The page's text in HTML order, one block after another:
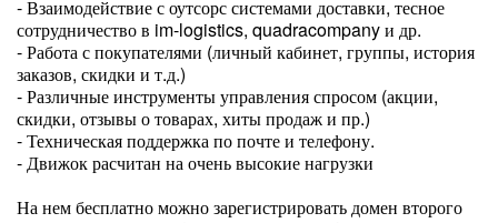
- Взаимодействие с оутсорс системами доставки, тесное
сотрудничество в im-logistics, quadracompany и др.
- Работа с покупателями (личный кабинет, группы, история
заказов, скидки и т.д.)
- Различные инструменты управления спросом (акции,
скидки, отзывы о товарах, хиты продаж и пр.)
- Техническая поддержка по почте и телефону.
- Движок расчитан на очень высокие нагрузки
На нем бесплатно можно зарегистрировать домен второго